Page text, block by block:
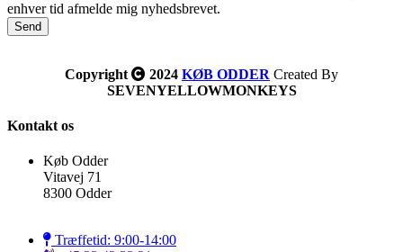
enhver tid afmelde mig nyhedsbrevet.
Send
Copyright 2024 KØB ODDER Created By
SEVENYELLOWMONKEYS
Kontakt os
Køb Odder
Vitavej 71
8300 Odder
Træffetid: 9:00-14:00